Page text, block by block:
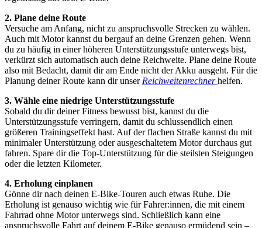
2. Plane deine Route
Versuche am Anfang, nicht zu anspruchsvolle Strecken zu wählen.
Auch mit Motor kannst du bergauf an deine Grenzen gehen. Wenn
du zu häufig in einer höheren Unterstützungsstufe unterwegs bist,
verkürzt sich automatisch auch deine Reichweite. Plane deine Route
also mit Bedacht, damit dir am Ende nicht der Akku ausgeht. Für die
Planung deiner Route kann dir unser Reichweitenrechnerhelfen.
3. Wähle eine niedrige Unterstützungsstufe
Sobald du dir deiner Fitness bewusst bist, kannst du die
Unterstützungsstufe verringern, damit du schlussendlich einen
größeren Trainingseffekt hast. Auf der flachen Straße kannst du mit
minimaler Unterstützung oder ausgeschaltetem Motor durchaus gut
fahren. Spare dir die Top-Unterstützung für die steilsten Steigungen
oder die letzten Kilometer.
4. Erholung einplanen
Gönne dir nach deinen E-Bike-Touren auch etwas Ruhe. Die
Erholung ist genauso wichtig wie für Fahrer:innen, die mit einem
Fahrrad ohne Motor unterwegs sind. Schließlich kann eine
anspruchsvolle Fahrt auf deinem E-Bike genauso ermüdend sein –